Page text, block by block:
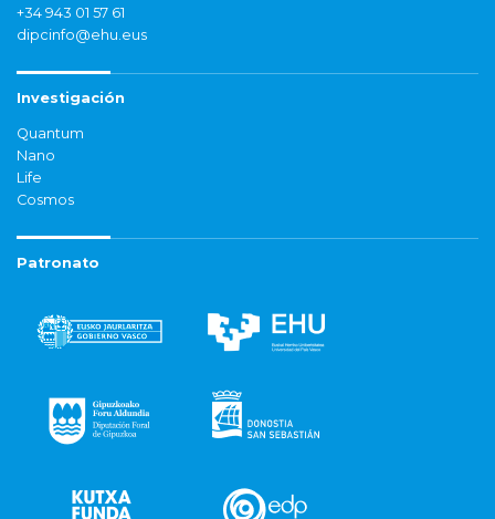
+34 943 01 57 61
dipcinfo@ehu.eus
Investigación
Quantum
Nano
Life
Cosmos
Patronato